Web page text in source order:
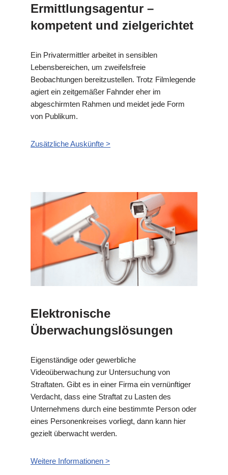
Ermittlungsagentur –
kompetent und zielgerichtet
Ein Privatermittler arbeitet in sensiblen
Lebensbereichen, um zweifelsfreie
Beobachtungen bereitzustellen. Trotz Filmlegende
agiert ein zeitgemäßer Fahnder eher im
abgeschirmten Rahmen und meidet jede Form
von Publikum.
Zusätzliche Auskünfte >
Elektronische
Überwachungslösungen
Eigenständige oder gewerbliche
Videoüberwachung zur Untersuchung von
Straftaten. Gibt es in einer Firma ein vernünftiger
Verdacht, dass eine Straftat zu Lasten des
Unternehmens durch eine bestimmte Person oder
eines Personenkreises vorliegt, dann kann hier
gezielt überwacht werden.
Weitere Informationen >